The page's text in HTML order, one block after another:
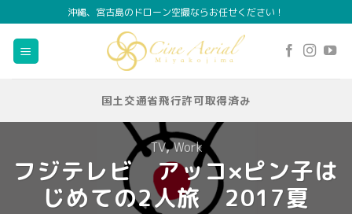
to
content
沖縄、宮古島のドローン空撮ならお任せください！
国土交通省飛行許可取得済み
TV,Work
フジテレビ アッコ×ピン子は
じめての2人旅 2017夏